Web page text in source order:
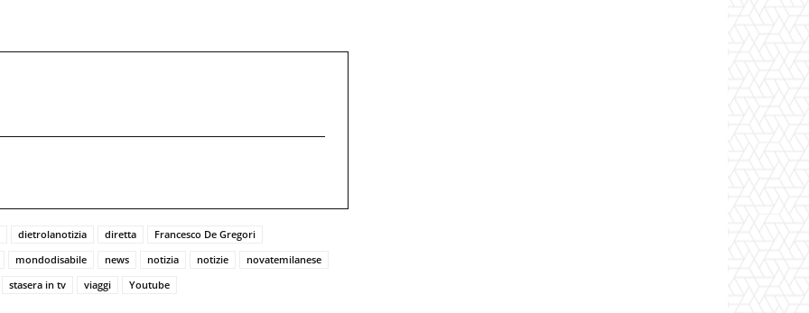
dietrolanotizia diretta
Francesco De Gregori
mondodisabile news notizia notizie
novatemilanese
stasera in tv viaggi Youtube